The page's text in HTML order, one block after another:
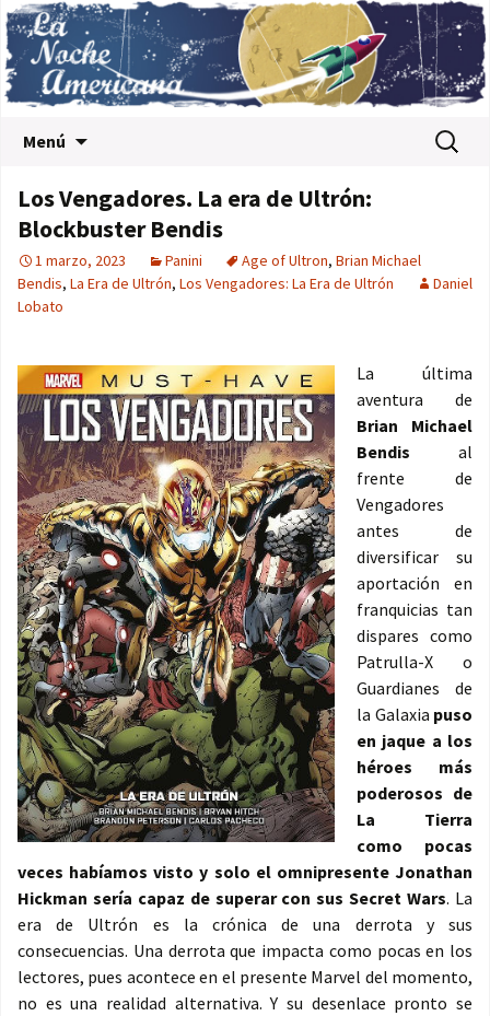
Menú Buscar:
Los Vengadores. La era de Ultrón:
Blockbuster Bendis
1 marzo, 2023 Panini Age of Ultron, Brian Michael
Bendis, La Era de Ultrón, Los Vengadores: La Era de Ultrón
Daniel
Lobato
La última
aventura de
Brian Michael
Bendis al
frente de
Vengadores
antes de
diversificar su
aportación en
franquicias tan
dispares como
Patrulla-X o
Guardianes de
la Galaxia puso
en jaque a los
héroes más
poderosos de
La Tierra
como pocas
veces habíamos visto y solo el omnipresente Jonathan
Hickman sería capaz de superar con sus Secret Wars. La
era de Ultrón es la crónica de una derrota y sus
consecuencias. Una derrota que impacta como pocas en los
lectores, pues acontece en el presente Marvel del momento,
no es una realidad alternativa. Y su desenlace pronto se